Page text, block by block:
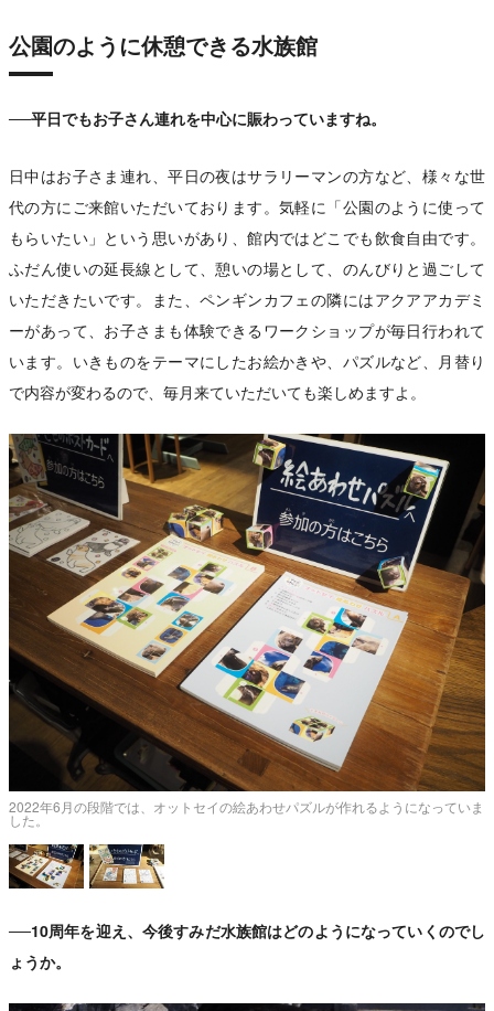
公園のように休憩できる水族館
──平日でもお子さん連れを中心に賑わっていますね。
日中はお子さま連れ、平日の夜はサラリーマンの方など、様々な世
代の方にご来館いただいております。気軽に「公園のように使って
もらいたい」という思いがあり、館内ではどこでも飲食自由です。
ふだん使いの延長線として、憩いの場として、のんびりと過ごして
いただきたいです。また、ペンギンカフェの隣にはアクアアカデミ
ーがあって、お子さまも体験できるワークショップが毎日行われて
います。いきものをテーマにしたお絵かきや、パズルなど、月替り
で内容が変わるので、毎月来ていただいても楽しめますよ。
2022年6月の段階では、オットセイの絵あわせパズルが作れるようになっていま
した。
──10周年を迎え、今後すみだ水族館はどのようになっていくのでし
ょうか。